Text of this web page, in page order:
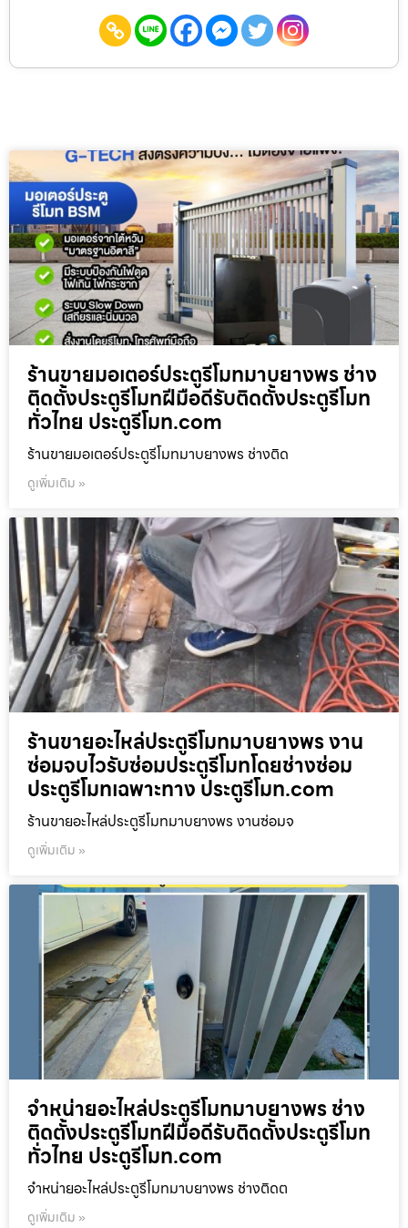
ร้านขายมอเตอร์ประตูรีโมทมาบยางพร ช่าง
ติดตั้งประตูรีโมทฝีมือดีรับติดตั้งประตูรีโมท
ทั่วไทย ประตูรีโมท.com
ร้านขายมอเตอร์ประตูรีโมทมาบยางพร ช่างติด
ดูเพิ่มเติม »
ร้านขายอะไหล่ประตูรีโมทมาบยางพร งาน
ซ่อมจบไวรับซ่อมประตูรีโมทโดยช่างซ่อม
ประตูรีโมทเฉพาะทาง ประตูรีโมท.com
ร้านขายอะไหล่ประตูรีโมทมาบยางพร งานซ่อมจ
ดูเพิ่มเติม »
จำหน่ายอะไหล่ประตูรีโมทมาบยางพร ช่าง
ติดตั้งประตูรีโมทฝีมือดีรับติดตั้งประตูรีโมท
ทั่วไทย ประตูรีโมท.com
จำหน่ายอะไหล่ประตูรีโมทมาบยางพร ช่างติดต
ดูเพิ่มเติม »